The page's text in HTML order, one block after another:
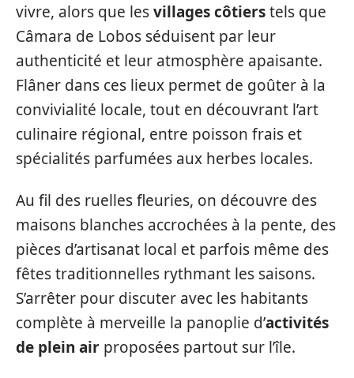
vivre, alors que lesvillages côtierstels que
Câmara de Lobos séduisent par leur
authenticité et leur atmosphère apaisante.
Flâner dans ces lieux permet de goûter à la
convivialité locale, tout en découvrant l’art
culinaire régional, entre poisson frais et
spécialités parfumées aux herbes locales.
Au fil des ruelles fleuries, on découvre des
maisons blanches accrochées à la pente, des
pièces d’artisanat local et parfois même des
fêtes traditionnelles rythmant les saisons.
S’arrêter pour discuter avec les habitants
complète à merveille la panoplie d’activités
de plein air proposées partout sur l’île.